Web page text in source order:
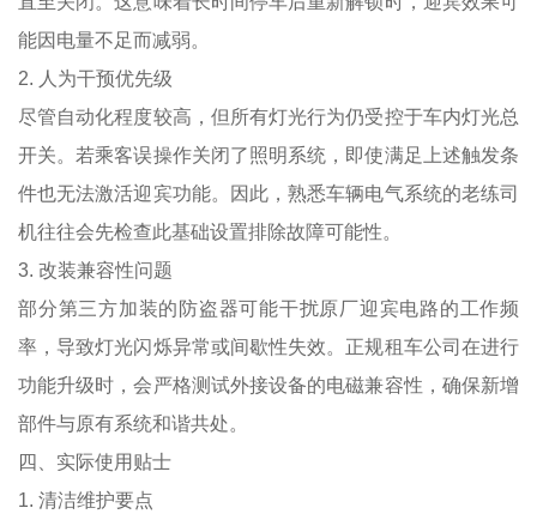
能因电量不足而减弱。
2. 人为干预优先级
尽管自动化程度较高，但所有灯光行为仍受控于车内灯光总
开关。若乘客误操作关闭了照明系统，即使满足上述触发条
件也无法激活迎宾功能。因此，熟悉车辆电气系统的老练司
机往往会先检查此基础设置排除故障可能性。
3. 改装兼容性问题
部分第三方加装的防盗器可能干扰原厂迎宾电路的工作频
率，导致灯光闪烁异常或间歇性失效。正规租车公司在进行
功能升级时，会严格测试外接设备的电磁兼容性，确保新增
部件与原有系统和谐共处。
四、实际使用贴士
1. 清洁维护要点